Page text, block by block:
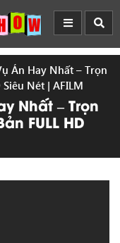
Án Hay Nhất – Trọn
Nét | AFILM
Nhất – Trọn
FULL HD